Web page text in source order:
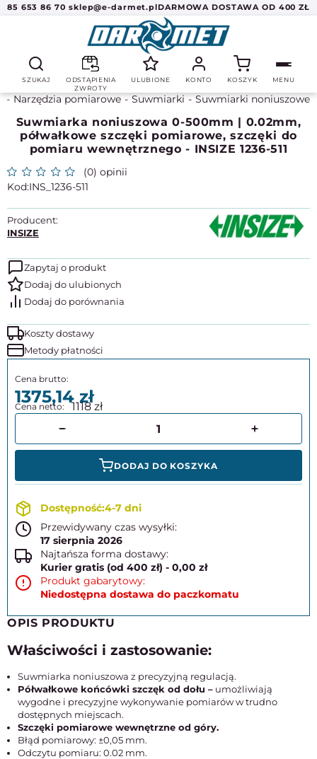
85 653 86 70 sklep@e-darmet.plDARMOWA DOSTAWA OD 400 ZŁ
SZUKAJ
ODSTĄPIENIA
ZWROTY
ULUBIONE KONTO KOSZYK MENU
Narzędzia pomiarowe Suwmiarki Suwmiarki noniuszowe
Suwmiarka noniuszowa 0-500mm | 0.02mm,
półwałkowe szczęki pomiarowe, szczęki do
pomiaru wewnętrznego - INSIZE 1236-511
(0) opinii
INS_1236-511
Producent:
INSIZE
Zapytaj o produkt
Koszty dostawy
Metody płatności
1375,141118
DODAJ DO KOSZYKA
4-7 dni
Przewidywany czas wysyłki:
17 sierpnia 2026
Najtańsza forma dostawy:
Kurier gratis (od 400 zł) - 0,00 zł
Produkt gabarytowy:
Niedostępna dostawa do paczkomatu
OPIS PRODUKTU
Właściwości i zastosowanie:
Suwmiarka noniuszowa z precyzyjną regulacją.
Półwałkowe końcówki szczęk od dołu – umożliwiają
wygodne i precyzyjne wykonywanie pomiarów w trudno
dostępnych miejscach.
Szczęki pomiarowe wewnętrzne od góry.
Błąd pomiarowy: ±0,05 mm.
Odczytu pomiaru: 0.02 mm.